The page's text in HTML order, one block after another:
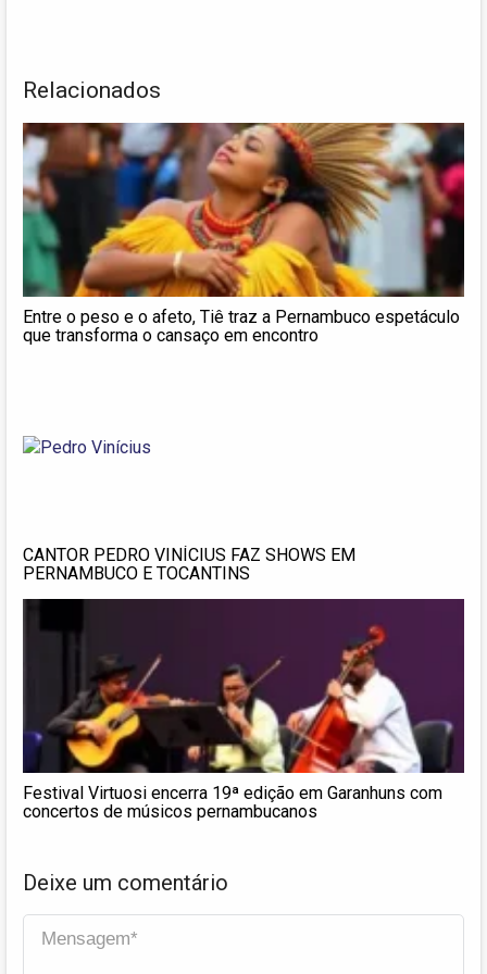
Relacionados
Entre o peso e o afeto, Tiê traz a Pernambuco espetáculo
que transforma o cansaço em encontro
CANTOR PEDRO VINÍCIUS FAZ SHOWS EM
PERNAMBUCO E TOCANTINS
Festival Virtuosi encerra 19ª edição em Garanhuns com
concertos de músicos pernambucanos
Deixe um comentário